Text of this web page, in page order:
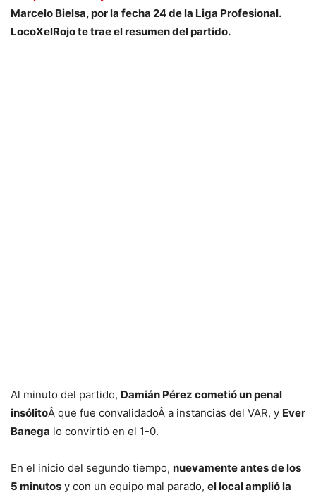
Marcelo Bielsa, por la fecha 24 de la Liga Profesional.
LocoXelRojo te trae el resumen del partido.
Al minuto del partido, Damián Pérez cometió un penal
insólitoÂ que fue convalidadoÂ a instancias del VAR, y Ever
Banega lo convirtió en el 1-0.
En el inicio del segundo tiempo, nuevamente antes de los
5 minutos y con un equipo mal parado, el local amplió la